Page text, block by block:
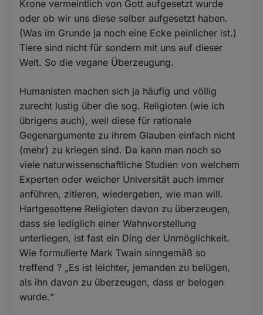
Krone vermeintlich von Gott aufgesetzt wurde
oder ob wir uns diese selber aufgesetzt haben.
(Was im Grunde ja noch eine Ecke peinlicher ist.)
Tiere sind nicht für sondern mit uns auf dieser
Welt. So die vegane Überzeugung.
Humanisten machen sich ja häufig und völlig
zurecht lustig über die sog. Religioten (wie ich
übrigens auch), weil diese für rationale
Gegenargumente zu ihrem Glauben einfach nicht
(mehr) zu kriegen sind. Da kann man noch so
viele naturwissenschaftliche Studien von welchem
Experten oder welcher Universität auch immer
anführen, zitieren, wiedergeben, wie man will.
Hartgesottene Religioten davon zu überzeugen,
dass sie lediglich einer Wahnvorstellung
unterliegen, ist fast ein Ding der Unmöglichkeit.
Wie formulierte Mark Twain sinngemäß so
treffend ? „Es ist leichter, jemanden zu belügen,
als ihn davon zu überzeugen, dass er belogen
wurde.“